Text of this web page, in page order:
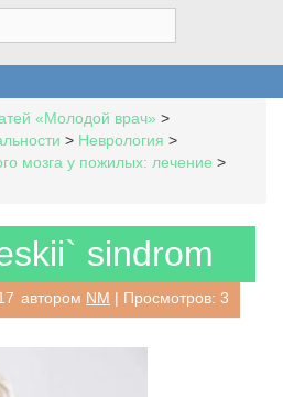
«Молодой врач» >
> Неврология >
мозга у пожилых: лечение >
sindrom
автором NM | Просмотров: 3